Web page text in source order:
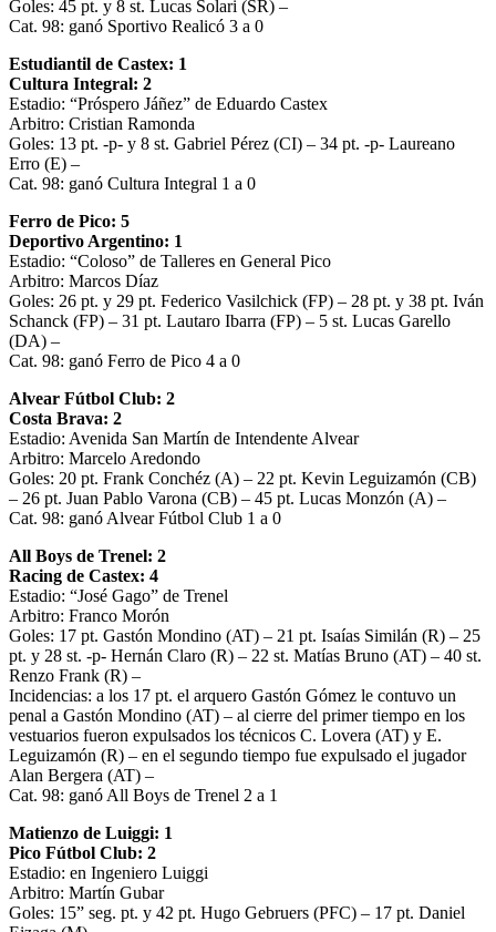
Goles: 45 pt. y 8 st. Lucas Solari (SR) –
Cat. 98: ganó Sportivo Realicó 3 a 0
Estudiantil de Castex: 1
Cultura Integral: 2
Estadio: “Próspero Jáñez” de Eduardo Castex
Arbitro: Cristian Ramonda
Goles: 13 pt. -p- y 8 st. Gabriel Pérez (CI) – 34 pt. -p- Laureano
Erro (E) –
Cat. 98: ganó Cultura Integral 1 a 0
Ferro de Pico: 5
Deportivo Argentino: 1
Estadio: “Coloso” de Talleres en General Pico
Arbitro: Marcos Díaz
Goles: 26 pt. y 29 pt. Federico Vasilchick (FP) – 28 pt. y 38 pt. Iván
Schanck (FP) – 31 pt. Lautaro Ibarra (FP) – 5 st. Lucas Garello
(DA) –
Cat. 98: ganó Ferro de Pico 4 a 0
Alvear Fútbol Club: 2
Costa Brava: 2
Estadio: Avenida San Martín de Intendente Alvear
Arbitro: Marcelo Aredondo
Goles: 20 pt. Frank Conchéz (A) – 22 pt. Kevin Leguizamón (CB)
– 26 pt. Juan Pablo Varona (CB) – 45 pt. Lucas Monzón (A) –
Cat. 98: ganó Alvear Fútbol Club 1 a 0
All Boys de Trenel: 2
Racing de Castex: 4
Estadio: “José Gago” de Trenel
Arbitro: Franco Morón
Goles: 17 pt. Gastón Mondino (AT) – 21 pt. Isaías Similán (R) – 25
pt. y 28 st. -p- Hernán Claro (R) – 22 st. Matías Bruno (AT) – 40 st.
Renzo Frank (R) –
Incidencias: a los 17 pt. el arquero Gastón Gómez le contuvo un
penal a Gastón Mondino (AT) – al cierre del primer tiempo en los
vestuarios fueron expulsados los técnicos C. Lovera (AT) y E.
Leguizamón (R) – en el segundo tiempo fue expulsado el jugador
Alan Bergera (AT) –
Cat. 98: ganó All Boys de Trenel 2 a 1
Matienzo de Luiggi: 1
Pico Fútbol Club: 2
Estadio: en Ingeniero Luiggi
Arbitro: Martín Gubar
Goles: 15” seg. pt. y 42 pt. Hugo Gebruers (PFC) – 17 pt. Daniel